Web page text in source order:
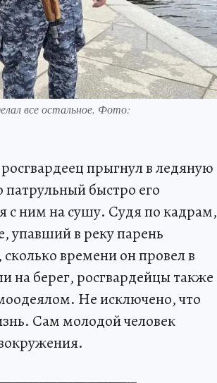
все остальное. Фото:
прыгнул в ледяную
патрульный быстро его
с ним на сушу. Судя по кадрам,
упавший в реку парень
времени он провел в
на берег, росгвардейцы также
Не исключено, что
Сам молодой человек